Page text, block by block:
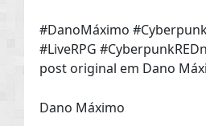
#DanoMáximo
#LiveRPG
post original em Dano
Dano Máximo